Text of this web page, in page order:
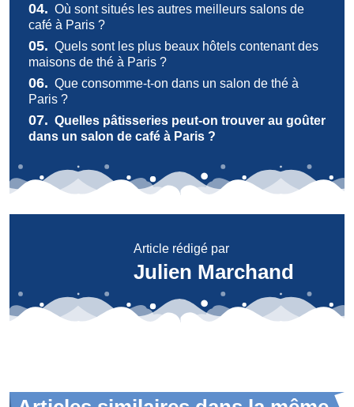
04. Où sont situés les autres meilleurs salons de
café à Paris ?
05. Quels sont les plus beaux hôtels contenant des
maisons de thé à Paris ?
06. Que consomme-t-on dans un salon de thé à
Paris ?
07. Quelles pâtisseries peut-on trouver au goûter
dans un salon de café à Paris ?
Article rédigé par
Julien Marchand